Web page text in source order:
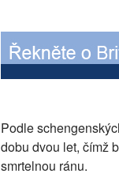
Podle
dobu dvou let, čímž
smrtelnou ránu.